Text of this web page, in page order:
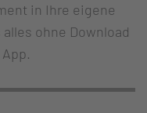
in Ihre eigene
ohne Download